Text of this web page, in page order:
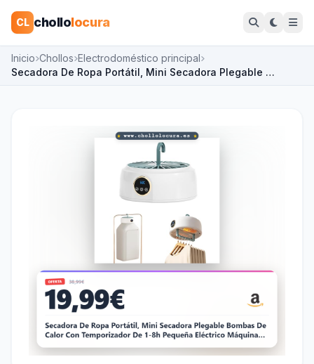
CL chollolocura
Inicio Chollos Electrodoméstico principal
Secadora De Ropa Portátil, Mini Secadora Plegable …